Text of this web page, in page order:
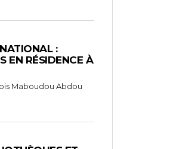
:
EN RÉSIDENCE À
Maboudou Abdou